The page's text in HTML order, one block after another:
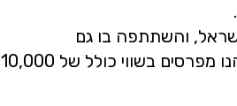
והשתתפה בו גם
המדליסטית האולימפית יעל ארד. הזוכים נהנו מפרסים בשווי כולל של 10,000